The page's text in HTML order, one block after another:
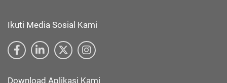
Ikuti Media Sosial Kami
Download Aplikasi Kami